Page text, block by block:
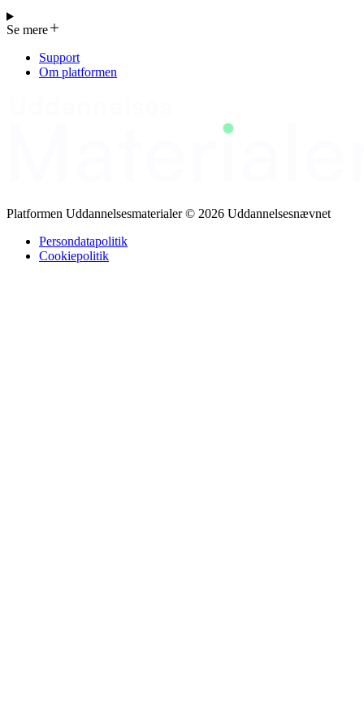
kategorier (brand, kriminelle handlinger, teknik/miljø/overvågning,
energitab/besparelse, vandskade og service). Kompendiet er
beregnet til at hjælpe vagter med at udføre deres opgaver effektivt
og i overensstemmelse med lovgivningen. Der er også givet
praktiske råd om signalement, rapportering og kommunikation, samt
Se mere
Support
Om platformen
Platformen Uddannelsesmaterialer © 2026 Uddannelsesnævnet
Persondatapolitik
Cookiepolitik